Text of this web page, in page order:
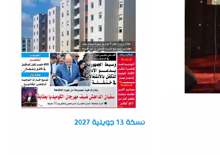
نسخة 13 جويلية 2027